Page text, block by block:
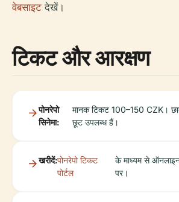
वेबसाइट देखें।
टिकट और आरक्षण
पोनरेपो
सिनेमा:
मानक टिकट 100–150 CZK।
छूट उपलब्ध हैं।
खरीदें:पोनरेपो टिकट
पोर्टल
के माध्यम से
पर।